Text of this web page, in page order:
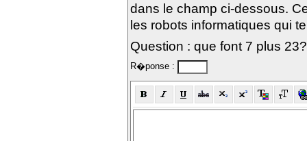
dans le champ ci-dessous.
les robots informatiques qui
Question : que font 7 plus 23?
R�ponse :